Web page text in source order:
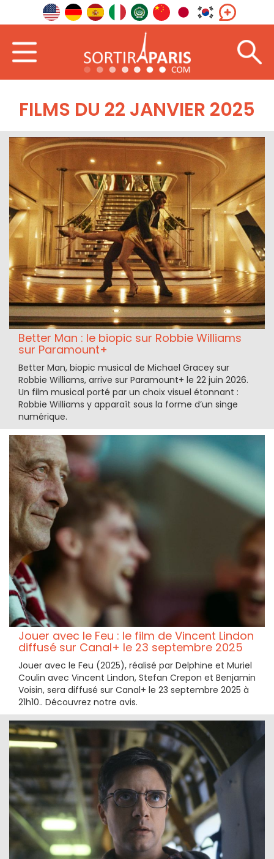
FILMS DU 22 JANVIER 2025
Better Man : le biopic sur Robbie Williams
sur Paramount+
Better Man, biopic musical de Michael Gracey sur
Robbie Williams, arrive sur Paramount+ le 22 juin 2026.
Un film musical porté par un choix visuel étonnant :
Robbie Williams y apparaît sous la forme d’un singe
numérique.
Jouer avec le Feu : le film de Vincent Lindon
diffusé sur Canal+ le 23 septembre 2025
Jouer avec le Feu (2025), réalisé par Delphine et Muriel
Coulin avec Vincent Lindon, Stefan Crepon et Benjamin
Voisin, sera diffusé sur Canal+ le 23 septembre 2025 à
21h10.. Découvrez notre avis.